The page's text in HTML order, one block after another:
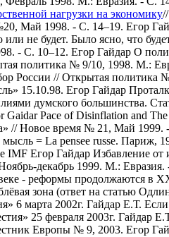
нагрузки на экономику
Май 1998. - С. 14–19. Егор
не будет. Было ясно, что
- С. 10–12. Егор Гайдар О
политика № 9/10, 1998. М.:
России // Открытая политика
15.10.98. Егор Гайдар
думского большинства.
Gaidar Pace of Disinflation and
// Новое время № 21, Май 1999.
= La pensee russe. Париж,
IMF Егор Гайдар Избавление
декабрь 1999. М.: Евразия.
- реформы продолжаются в
зона (ответ на статью
6 марта 2002г. Гайдар Е.Т.
25 февраля 2003г. Гайдар
Европы № 9, 2003. Егор